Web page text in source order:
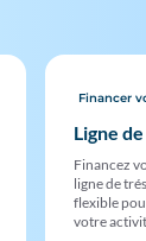
Ligne
Financer
Financez
ligne de
flexible
votre